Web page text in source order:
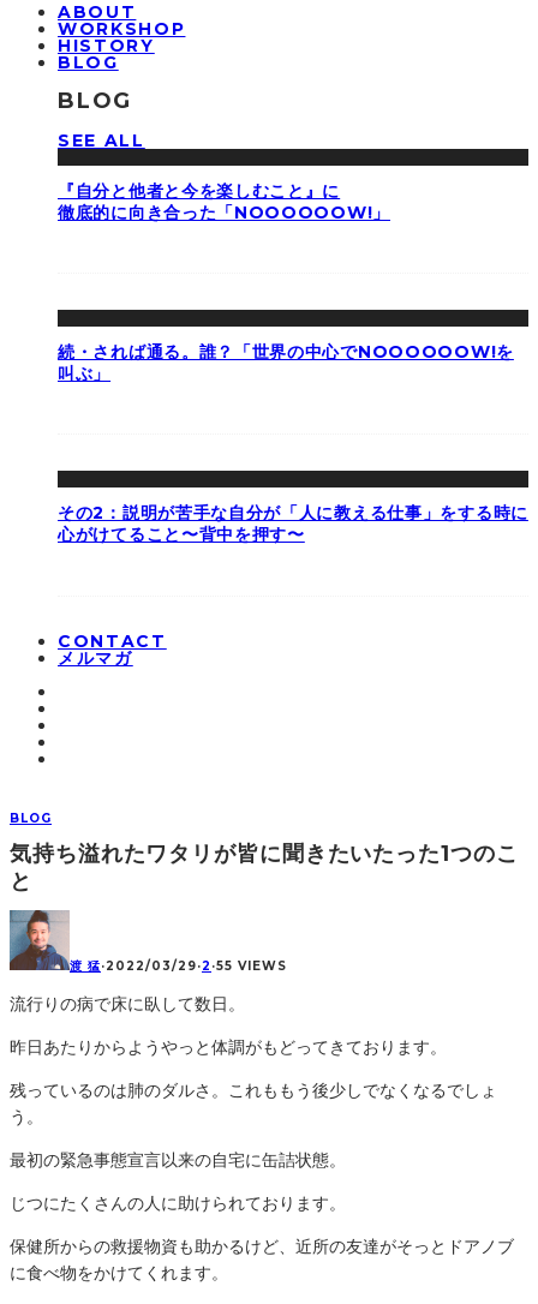
ABOUT
WORKSHOP
HISTORY
BLOG
BLOG
SEE ALL
『自分と他者と今を楽しむこと』に
徹底的に向き合った「NOOOOOOW!」
続・されば通る。誰？「世界の中心でNOOOOOOW!を
叫ぶ」
その2：説明が苦手な自分が「人に教える仕事」をする時に
心がけてること〜背中を押す〜
CONTACT
メルマガ
BLOG
気持ち溢れたワタリが皆に聞きたいたった1つのこ
と
渡 猛·2022/03/29·2 ·55 VIEWS
流行りの病で床に臥して数日。
昨日あたりからようやっと体調がもどってきております。
残っているのは肺のダルさ。これももう後少しでなくなるでしょ
う。
最初の緊急事態宣言以来の自宅に缶詰状態。
じつにたくさんの人に助けられております。
保健所からの救援物資も助かるけど、近所の友達がそっとドアノブ
に食べ物をかけてくれます。